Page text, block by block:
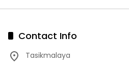
Contact Info
Tasikmalaya